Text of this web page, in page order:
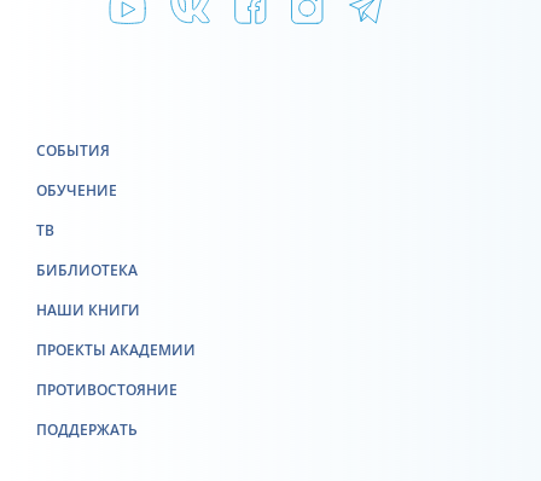
СОБЫТИЯ
ОБУЧЕНИЕ
ТВ
БИБЛИОТЕКА
НАШИ КНИГИ
ПРОЕКТЫ АКАДЕМИИ
ПРОТИВОСТОЯНИЕ
ПОДДЕРЖАТЬ